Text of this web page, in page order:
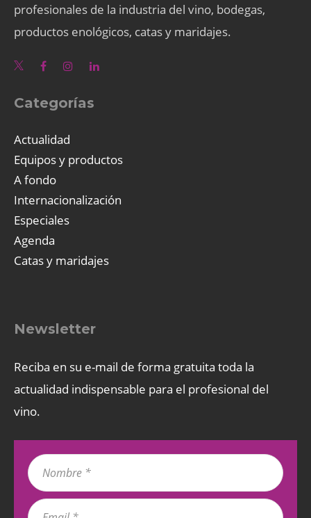
profesionales de la industria del vino, bodegas,
productos enológicos, catas y maridajes.
Categorías
Actualidad
Equipos y productos
A fondo
Internacionalización
Especiales
Agenda
Catas y maridajes
Newsletter
Reciba en su e-mail de forma gratuita toda la
actualidad indispensable para el profesional del
vino.